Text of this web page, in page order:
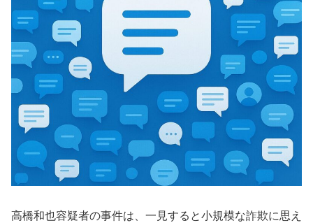
高橋和也容疑者の事件は、一見すると小規模な詐欺に思え